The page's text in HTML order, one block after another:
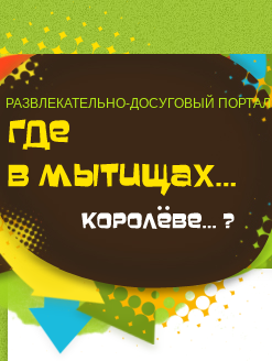
РАЗВЛЕКАТЕЛЬНО-ДОСУГОВЫЙ ПОРТАЛ